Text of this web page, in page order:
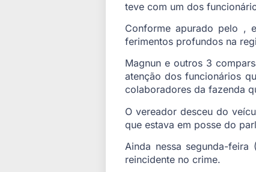
teve com um dos
Conforme apurado pelo ,
ferimentos profundos na
Magnun e outros 3
atenção dos funcionários
colaboradores da fazenda
O vereador desceu do
que estava em posse do
Ainda nessa segunda-
reincidente no crime.